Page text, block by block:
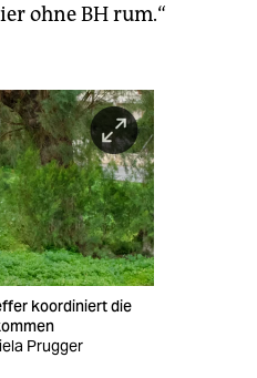
ohne BH rum.“
koordiniert die
Prugger